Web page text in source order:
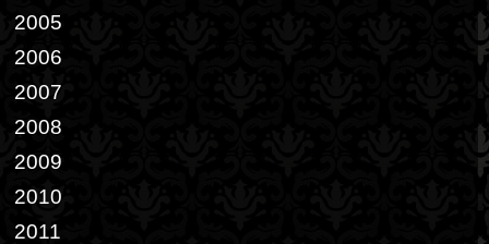
2005
2006
2007
2008
2009
2010
2011